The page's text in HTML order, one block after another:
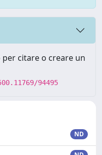
citare o creare un
94495
ND